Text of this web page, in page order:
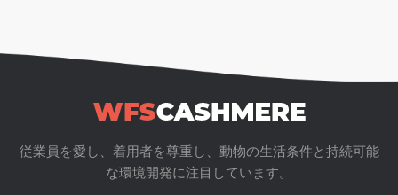
イクルされた内容が完全に追跡可能であり、厳しい環
境的および社会的基準を満たしていることを保証しま
環境に優しい染料: 水質汚染を大幅に軽減する、低影響
の OEKO-TEX 認定染料を使用しています。
持続可能なパッケージング:製品のグリーン ストーリー
を完成させるために、100% 生分解性のポリ袋、FSC
従業員を愛し、着用者を尊重し、動物の生活条件と持続可能
な環境開発に注目しています。